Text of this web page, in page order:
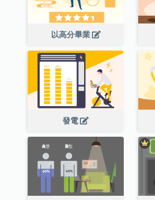
以高分畢業
發電